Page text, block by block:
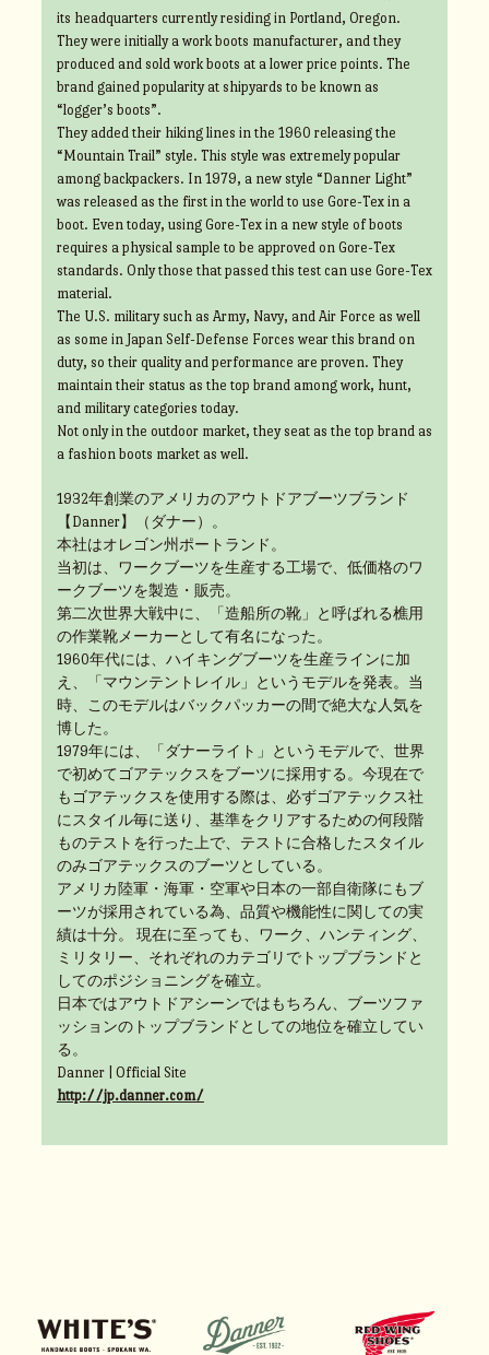
its headquarters currently residing in Portland, Oregon.
They were initially a work boots manufacturer, and they
produced and sold work boots at a lower price points. The
brand gained popularity at shipyards to be known as
“logger’s boots”.
They added their hiking lines in the 1960 releasing the
“Mountain Trail” style. This style was extremely popular
among backpackers. In 1979, a new style “Danner Light”
was released as the first in the world to use Gore-Tex in a
boot. Even today, using Gore-Tex in a new style of boots
requires a physical sample to be approved on Gore-Tex
standards. Only those that passed this test can use Gore-Tex
material.
The U.S. military such as Army, Navy, and Air Force as well
as some in Japan Self-Defense Forces wear this brand on
duty, so their quality and performance are proven. They
maintain their status as the top brand among work, hunt,
and military categories today.
Not only in the outdoor market, they seat as the top brand as
a fashion boots market as well.
1932年創業のアメリカのアウトドアブーツブランド
【Danner】（ダナー）。
本社はオレゴン州ポートランド。
当初は、ワークブーツを生産する工場で、低価格のワ
ークブーツを製造・販売。
第二次世界大戦中に、「造船所の靴」と呼ばれる樵用
の作業靴メーカーとして有名になった。
1960年代には、ハイキングブーツを生産ラインに加
え、「マウンテントレイル」というモデルを発表。当
時、このモデルはバックパッカーの間で絶大な人気を
博した。
1979年には、「ダナーライト」というモデルで、世界
で初めてゴアテックスをブーツに採用する。今現在で
もゴアテックスを使用する際は、必ずゴアテックス社
にスタイル毎に送り、基準をクリアするための何段階
ものテストを行った上で、テストに合格したスタイル
のみゴアテックスのブーツとしている。
アメリカ陸軍・海軍・空軍や日本の一部自衛隊にもブ
ーツが採用されている為、品質や機能性に関しての実
績は十分。 現在に至っても、ワーク、ハンティング、
ミリタリー、それぞれのカテゴリでトップブランドと
してのポジショニングを確立。
日本ではアウトドアシーンではもちろん、ブーツファ
ッションのトップブランドとしての地位を確立してい
る。
Danner | Official Site
http://jp.danner.com/